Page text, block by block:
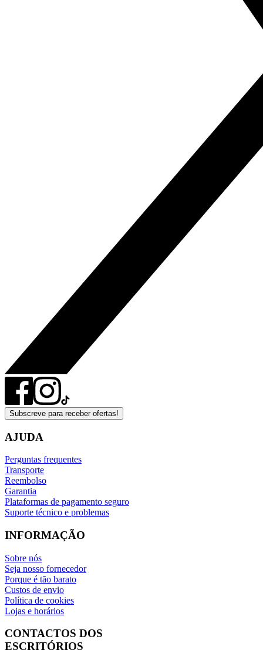
Subscreve para receber ofertas!
AJUDA
Perguntas frequentes
Transporte
Reembolso
Garantia
Plataformas de pagamento seguro
Suporte técnico e problemas
INFORMAÇÃO
Sobre nós
Seja nosso fornecedor
Porque é tão barato
Custos de envio
Política de cookies
Lojas e horários
CONTACTOS DOS
ESCRITÓRIOS